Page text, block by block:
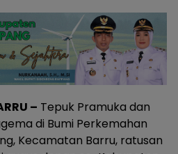
– Tepuk Pramuka dan
di Bumi Perkemahan
Kecamatan Barru, ratusan